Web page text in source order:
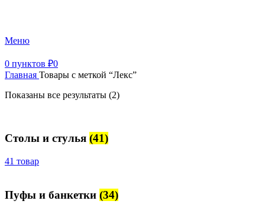
Меню
0 пунктов ₽0
Главная Товары с меткой “Лекс”
Показаны все результаты (2)
Столы и стулья (41)
41 товар
Пуфы и банкетки (34)